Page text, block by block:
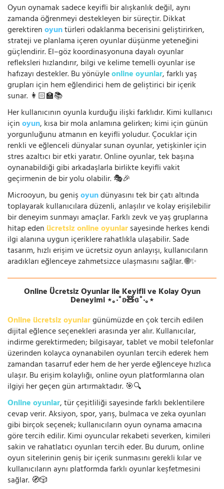
Oyun oynamak sadece keyifli bir alışkanlık değil, aynı
zamanda öğrenmeyi destekleyen bir süreçtir. Dikkat
gerektirenoyuntürleri odaklanma becerisini geliştirirken,
strateji ve planlama içeren oyunlar düşünme yeteneğini
güçlendirir. El–göz koordinasyonuna dayalı oyunlar
refleksleri hızlandırır, bilgi ve kelime temelli oyunlar ise
hafızayı destekler. Bu yönüyleonline oyunlar, farklı yaş
grupları için hem eğlendirici hem de geliştirici bir içerik
sunar. 👩🏻‍🏫📚
Her kullanıcının oyunla kurduğu ilişki farklıdır. Kimi kullanıcı
içinoyun, kısa bir mola anlamına gelirken; kimi için günün
yorgunluğunu atmanın en keyifli yoludur. Çocuklar için
renkli ve eğlenceli dünyalar sunan oyunlar, yetişkinler için
stres azaltıcı bir etki yaratır. Online oyunlar, tek başına
oynanabildiği gibi arkadaşlarla birlikte keyifli vakit
geçirmenin de bir yolu olabilir. 🎭🎉
Microoyun, bu genişoyundünyasını tek bir çatı altında
toplayarak kullanıcılara düzenli, anlaşılır ve kolay erişilebilir
bir deneyim sunmayı amaçlar. Farklı zevk ve yaş gruplarına
hitap eden ücretsiz online oyunlarsayesinde herkes kendi
ilgi alanına uygun içeriklere rahatlıkla ulaşabilir. Sade
tasarım, hızlı erişim ve ücretsiz oyun anlayışı, kullanıcıların
aradıkları eğlenceye zahmetsizce ulaşmasını sağlar. 🌐✨
Online Ücretsiz Oyunlar ile Keyifli ve Kolay Oyun
Deneyimi ⋆｡‧˚ʚ🧸ɞ˚‧｡⋆
Online ücretsiz oyunlargünümüzde en çok tercih edilen
dijital eğlence seçenekleri arasında yer alır. Kullanıcılar,
indirme gerektirmeden; bilgisayar, tablet ve mobil telefonlar
üzerinden kolayca oynanabilen oyunları tercih ederek hem
zamandan tasarruf eder hem de her yerde eğlenceye hızlıca
ulaşır. Bu erişim kolaylığı, online oyun platformlarına olan
ilgiyi her geçen gün artırmaktadır. 🎯🔍
Online oyunlar, tür çeşitliliği sayesinde farklı beklentilere
cevap verir. Aksiyon, spor, yarış, bulmaca ve zeka oyunları
gibi birçok seçenek; kullanıcıların oyun oynama amacına
göre tercih edilir. Kimi oyuncular rekabeti severken, kimileri
sakin ve rahatlatıcı oyunları tercih eder. Bu durum, online
oyun sitelerinin geniş bir içerik sunmasını gerekli kılar ve
kullanıcıların aynı platformda farklı oyunlar keşfetmesini
sağlar. 🧭🎲